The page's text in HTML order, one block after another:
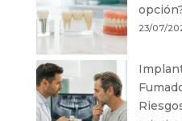
23/07/